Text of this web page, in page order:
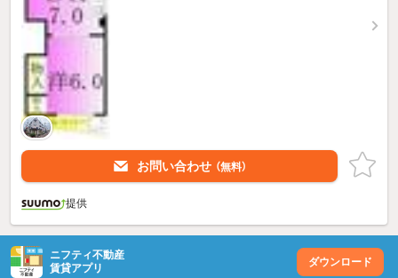
お問い合わせ （無料）
提供
ニフティ不動産
賃貸アプリ
ダウンロード